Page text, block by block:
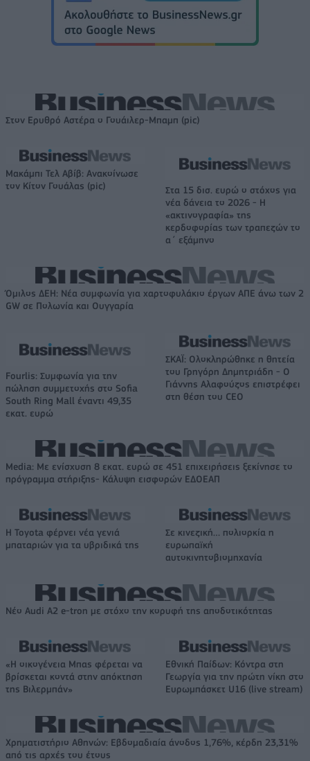
Στον Ερυθρό Αστέρα ο Γουάιλερ-Μπαμπ (pic)
Μακάμπι Τελ Αβίβ: Ανακοίνωσε
τον Κίτον Γουάλας (pic)
Στα 15 δισ. ευρώ ο στόχος για
νέα δάνεια το 2026 - Η
«ακτινογραφία» της
κερδοφορίας των τραπεζών το
α΄ εξάμηνο
Όμιλος ΔΕΗ: Νέα συμφωνία για χαρτοφυλάκιο έργων ΑΠΕ άνω των 2
GW σε Πολωνία και Ουγγαρία
Fourlis: Συμφωνία για την
πώληση συμμετοχής στο Sofia
South Ring Mall έναντι 49,35
εκατ. ευρώ
ΣΚΑΪ: Ολοκληρώθηκε η θητεία
του Γρηγόρη Δημητριάδη - Ο
Γιάννης Αλαφούζος επιστρέφει
στη θέση του CEO
Media: Με ενίσχυση 8 εκατ. ευρώ σε 451 επιχειρήσεις ξεκίνησε το
πρόγραμμα στήριξης- Κάλυψη εισφορών ΕΔΟΕΑΠ
Η Toyota φέρνει νέα γενιά
μπαταριών για τα υβριδικά της
Σε κινεζική… πολιορκία η
ευρωπαϊκή
αυτοκινητοβιομηχανία
Νέο Audi A2 e-tron με στόχο την κορυφή της αποδοτικότητας
«Η οικογένεια Μπας φέρεται να
βρίσκεται κοντά στην απόκτηση
της Βιλερμπάν»
Εθνική Παίδων: Κόντρα στη
Γεωργία για την πρώτη νίκη στο
Ευρωμπάσκετ U16 (live stream)
Χρηματιστήριο Αθηνών: Εβδομαδιαία άνοδος 1,76%, κέρδη 23,31%
από τις αρχές του έτους